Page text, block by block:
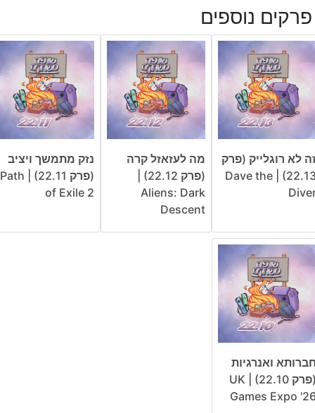
פרקים נוספים
לא רוגלייק (פרק
22.13) | Dave the
מה לעזאזל קרה
(פרק 22.12) |
Aliens: Dark
Descent
נזק מתמשך ויציב
(פרק 22.11) | Path
of Exile 2
ואנרגיות
(פרק 22.10) | UK
Games Expo